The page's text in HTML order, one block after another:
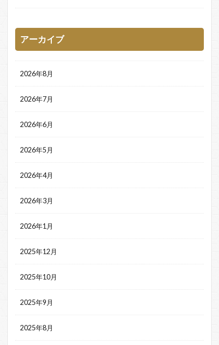
アーカイブ
2026年8月
2026年7月
2026年6月
2026年5月
2026年4月
2026年3月
2026年1月
2025年12月
2025年10月
2025年9月
2025年8月